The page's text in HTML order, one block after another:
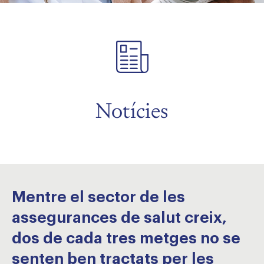
Notícies
Mentre el sector de les
assegurances de salut creix,
dos de cada tres metges no se
senten ben tractats per les